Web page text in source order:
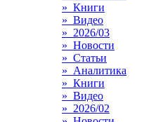
» Книги
» Видео
» 2026/03
» Новости
» Статьи
» Аналитика
» Книги
» Видео
» 2026/02